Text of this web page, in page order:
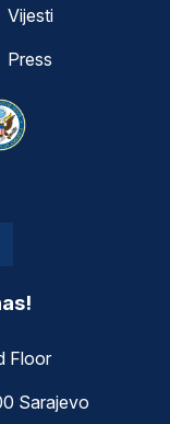
Vijesti
Press
Floor
Sarajevo